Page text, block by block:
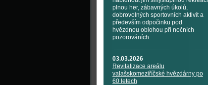
plnou her, zábavných úkolů,
dobrovolných sportovních aktivit a
především odpočinku pod
hvězdnou oblohou při nočních
pozorováních.
03.03.2026
Revitalizace areálu
valašskomeziříčské hvězdárny po
60 letech